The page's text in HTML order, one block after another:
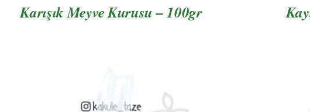
Karışık Meyve Kurusu – 100gr